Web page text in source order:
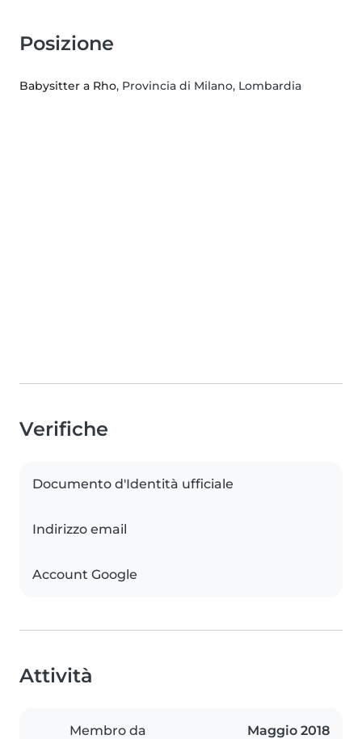
Posizione
Babysitter a Rho, Provincia di Milano, Lombardia
Verifiche
Documento d'Identità ufficiale
Indirizzo email
Account Google
Attività
Membro da Maggio 2018